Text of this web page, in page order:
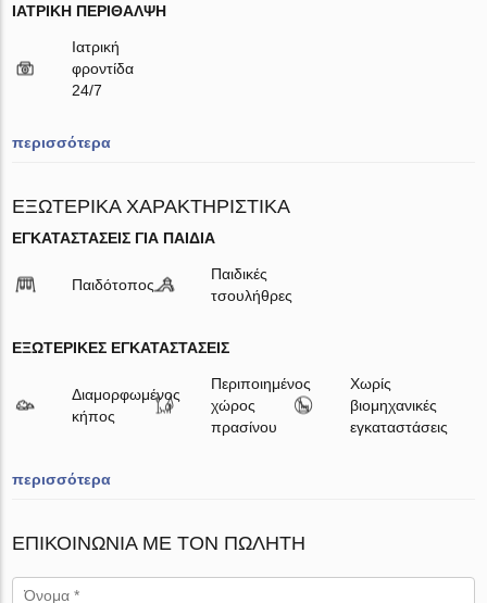
ΙΑΤΡΙΚΉ ΠΕΡΊΘΑΛΨΗ
Ιατρική
φροντίδα
24/7
περισσότερα
ΕΞΩΤΕΡΙΚΆ ΧΑΡΑΚΤΗΡΙΣΤΙΚΆ
ΕΓΚΑΤΑΣΤΆΣΕΙΣ ΓΙΑ ΠΑΙΔΙΆ
Παιδότοπος
Παιδικές
τσουλήθρες
ΕΞΩΤΕΡΙΚΈΣ ΕΓΚΑΤΑΣΤΆΣΕΙΣ
Διαμορφωμένος
κήπος
Περιποιημένος
χώρος
πρασίνου
Χωρίς
βιομηχανικές
εγκαταστάσεις
περισσότερα
ΕΠΙΚΟΙΝΩΝΊΑ ΜΕ ΤΟΝ ΠΩΛΗΤΉ